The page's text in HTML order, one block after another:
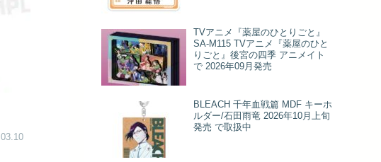
TVアニメ『薬屋のひとりごと』
SA-M115 TVアニメ『薬屋のひと
りごと』後宮の四季 アニメイト
で 2026年09月発売
BLEACH 千年血戦篇 MDF キーホ
ルダー/石田雨竜 2026年10月上旬
発売 で取扱中